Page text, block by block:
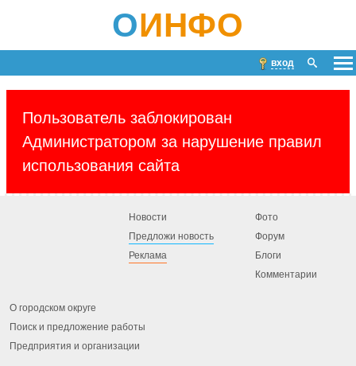
ОИНФО
вход
Пользователь заблокирован
Администратором за нарушение правил
использования сайта
Новости
Предложи новость
Реклама
Фото
Форум
Блоги
Комментарии
О городском округе
Поиск и предложение работы
Предприятия и организации